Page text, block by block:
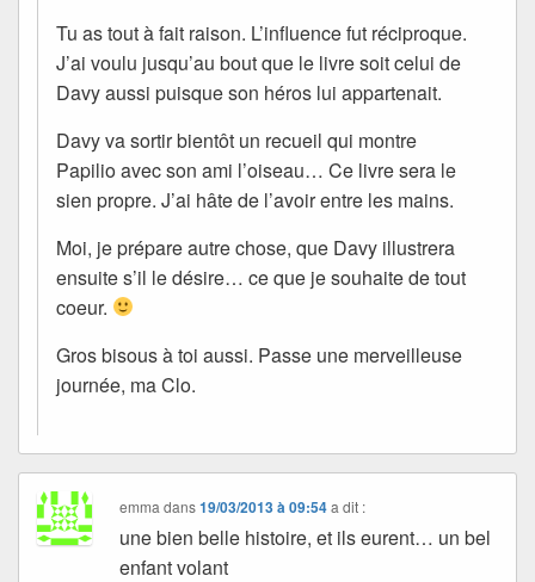
Tu as tout à fait raison. L’influence fut réciproque.
J’ai voulu jusqu’au bout que le livre soit celui de
Davy aussi puisque son héros lui appartenait.
Davy va sortir bientôt un recueil qui montre
Papilio avec son ami l’oiseau… Ce livre sera le
sien propre. J’ai hâte de l’avoir entre les mains.
Moi, je prépare autre chose, que Davy illustrera
ensuite s’il le désire… ce que je souhaite de tout
coeur.
Gros bisous à toi aussi. Passe une merveilleuse
journée, ma Clo.
emma dans19/03/2013 à 09:54 a dit :
une bien belle histoire, et ils eurent… un bel
enfant volant